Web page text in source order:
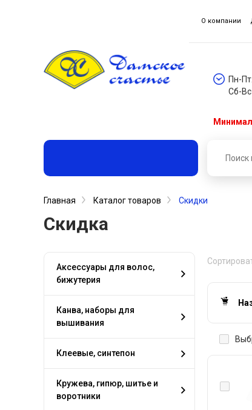
О компании
Пн-
Сб-Вс
Главная Каталог товаров Скидки
Скидка
Аксессуары для волос,
бижутерия
Канва, наборы для
вышивания
Клеевые, синтепон
Кружева, гипюр, шитье и
воротники